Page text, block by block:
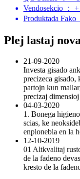
Vendosekcio ：
Produktada Fako
Plej lastaj
21-09-2020
Investa gisado
precizeca gisado,
partojn kun
precizaj dimensioj
04-03-2020
1. Bonega
scias, ke
enplonebla en la
12-10-2019
01 Altkvalitaj
de la fadeno
kresto de la